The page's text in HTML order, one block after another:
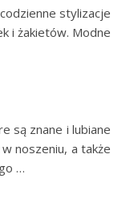
stylizacje
i żakietów. Modne
są znane i lubiane
noszeniu, a także
…